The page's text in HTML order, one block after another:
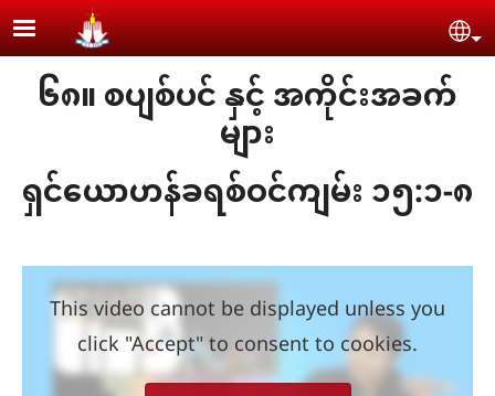
Skip to main content
၆၈။ စပျစ်ပင် နှင့် အကိုင်းအခက်
များ
ရှင်ယောဟန်ခရစ်ဝင်ကျမ်း ၁၅:၁-၈
This video cannot be displayed unless you
click "Accept" to consent to cookies.